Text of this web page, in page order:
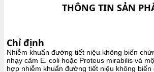
THÔNG TIN SẢN
Chỉ định
Nhiễm khuẩn đường tiết niệu không biến
nhạy cảm E. coli hoặc Proteus mirabilis và
hợp nhiễm khuẩn đường tiết niệu không